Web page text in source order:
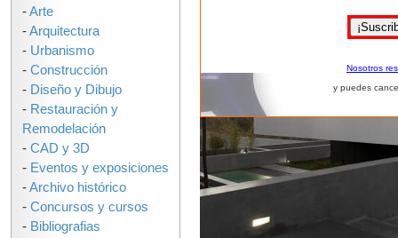
Nosotros
y puedes
-Arte
-Arquitectura
- Urbanismo
- Construcción
- Diseño y Dibujo
- Restauración y
Remodelación
- CAD y 3D
- Eventos y exposiciones
-Archivo histórico
- Concursos y cursos
- Bibliografias